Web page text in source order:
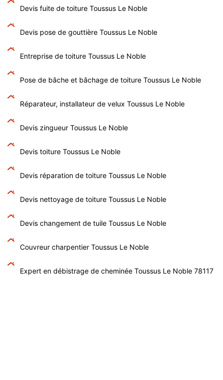
Devis fuite de toiture Toussus Le Noble
Devis pose de gouttière Toussus Le Noble
Entreprise de toiture Toussus Le Noble
Pose de bâche et bâchage de toiture Toussus Le Noble
Réparateur, installateur de velux Toussus Le Noble
Devis zingueur Toussus Le Noble
Devis toiture Toussus Le Noble
Devis réparation de toiture Toussus Le Noble
Devis nettoyage de toiture Toussus Le Noble
Devis changement de tuile Toussus Le Noble
Couvreur charpentier Toussus Le Noble
Expert en débistrage de cheminée Toussus Le Noble 78117